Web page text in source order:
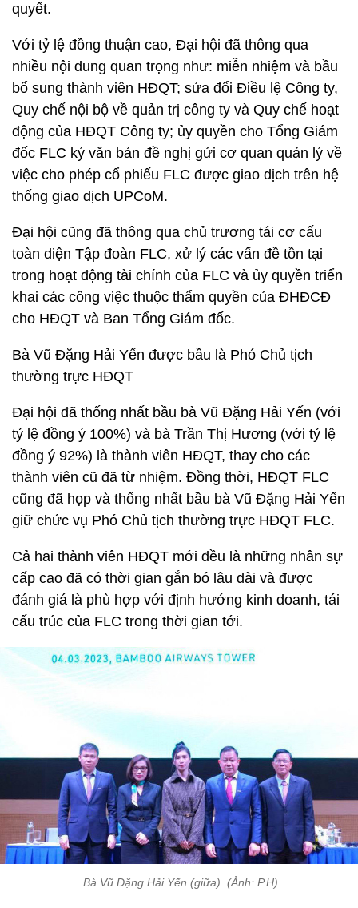
quyết.
Với tỷ lệ đồng thuận cao, Đại hội đã thông qua
nhiều nội dung quan trọng như: miễn nhiệm và bầu
bổ sung thành viên HĐQT; sửa đổi Điều lệ Công ty,
Quy chế nội bộ về quản trị công ty và Quy chế hoạt
động của HĐQT Công ty; ủy quyền cho Tổng Giám
đốc FLC ký văn bản đề nghị gửi cơ quan quản lý về
việc cho phép cổ phiếu FLC được giao dịch trên hệ
thống giao dịch UPCoM.
Đại hội cũng đã thông qua chủ trương tái cơ cấu
toàn diện Tập đoàn FLC, xử lý các vấn đề tồn tại
trong hoạt động tài chính của FLC và ủy quyền triển
khai các công việc thuộc thẩm quyền của ĐHĐCĐ
cho HĐQT và Ban Tổng Giám đốc.
Bà Vũ Đặng Hải Yến được bầu là Phó Chủ tịch
thường trực HĐQT
Đại hội đã thống nhất bầu bà Vũ Đặng Hải Yến (với
tỷ lệ đồng ý 100%) và bà Trần Thị Hương (với tỷ lệ
đồng ý 92%) là thành viên HĐQT, thay cho các
thành viên cũ đã từ nhiệm. Đồng thời, HĐQT FLC
cũng đã họp và thống nhất bầu bà Vũ Đặng Hải Yến
giữ chức vụ Phó Chủ tịch thường trực HĐQT FLC.
Cả hai thành viên HĐQT mới đều là những nhân sự
cấp cao đã có thời gian gắn bó lâu dài và được
đánh giá là phù hợp với định hướng kinh doanh, tái
cấu trúc của FLC trong thời gian tới.
Bà Vũ Đặng Hải Yến (giữa). (Ảnh: P.H)